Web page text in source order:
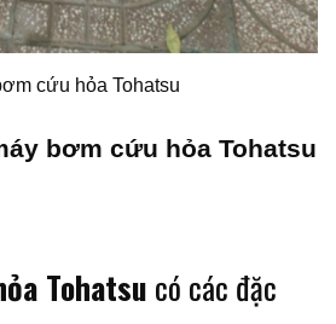
cứu hỏa Tohatsu
bơm cứu hỏa Tohatsu
Tohatsu có các đặc